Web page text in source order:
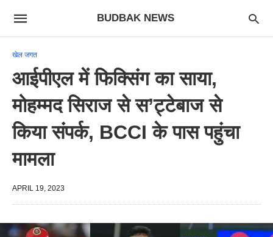
BUDBAK NEWS
खेल जगत
आईपीएल में फिक्सिंग का साया,
मोहम्मद सिराज से स’ट्टेबाज से
किया संपर्क, BCCI के पास पहुंचा
मामला
APRIL 19, 2023